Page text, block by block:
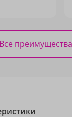
Все преимущества